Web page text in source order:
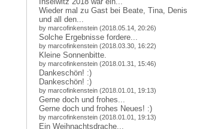
Wieder mal zu Gast bei Beate, Tina, Denis
und all den...
by marcofinkenstein (2018.05.14, 20:26)
Solche Ergebnisse fordere...
by marcofinkenstein (2018.03.30, 16:22)
Kleine Sonnenbitte.
by marcofinkenstein (2018.01.31, 15:46)
Dankeschön! :)
Dankeschön! :)
by marcofinkenstein (2018.01.01, 19:13)
Gerne doch und frohes...
Gerne doch und frohes Neues! :)
by marcofinkenstein (2018.01.01, 19:13)
Ein Weihnachtsdrache...